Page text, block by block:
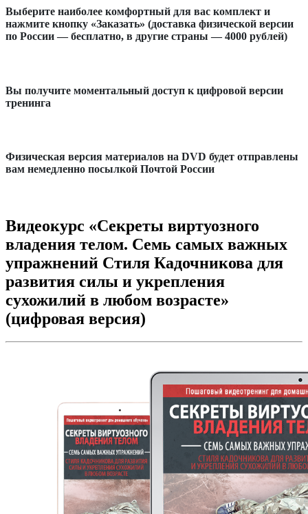
Выберите наиболее комфортный для вас комплект и
нажмите кнопку «Заказать» (доставка физической версии
по России — бесплатно, в другие страны — 4000 рублей)
Вы получите моментальный доступ к цифровой версии
тренинга
Физическая версия материалов на DVD будет отправлены
вам немедленно посылкой Почтой России
Видеокурс «Секреты виртуозного
владения телом. Семь самых важных
упражнений Стиля Кадочникова для
развития силы и укрепления
сухожилий в любом возрасте»
(цифровая версия)